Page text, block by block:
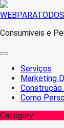
Skip
content
WEBPARATODOS
Consumiveis e
Serviços
Marketing
Como
Category